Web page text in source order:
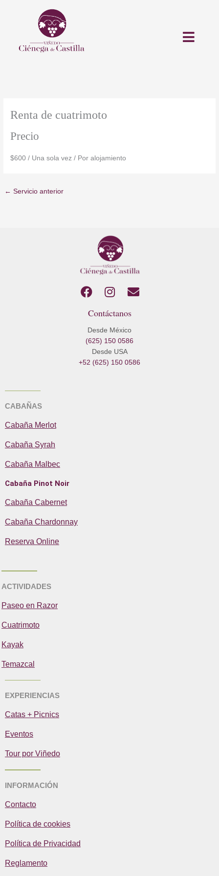
Renta de cuatrimoto
Precio
$600 / Una sola vez / Por alojamiento
← Servicio anterior
F
c
e
b
o
I
s
t
a
g
r
E
l
p
Contáctanos
Desde México
(625) 150 0586
Desde USA
+52 (625) 150 0586
CABAÑAS
Cabaña Merlot
Cabaña Syrah
Cabaña Malbec
Cabaña Pinot Noir
Cabaña Cabernet
Cabaña Chardonnay
Reserva Online
ACTIVIDADES
Paseo en Razor
Cuatrimoto
Kayak
Temazcal
EXPERIENCIAS
Catas + Picnics
Eventos
Tour por Viñedo
INFORMACIÓN
Contacto
Política de cookies
Política de Privacidad
Reglamento